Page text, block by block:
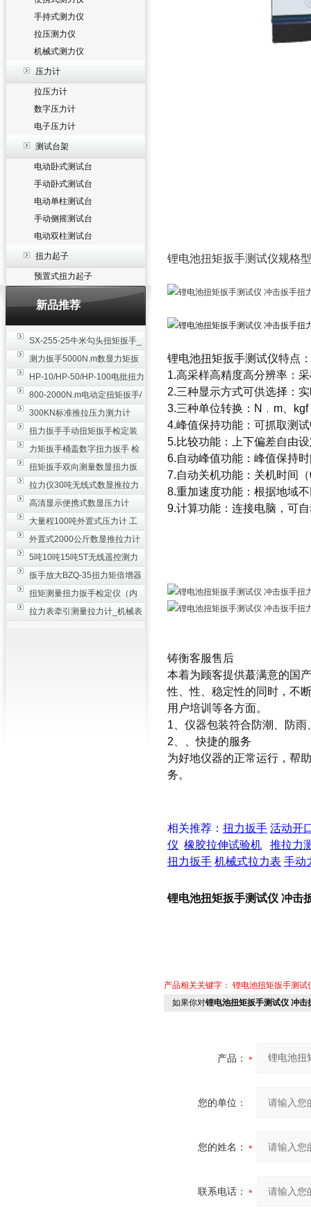
手持式测力仪
拉压测力仪
机械式测力仪
压力计
拉压力计
数字压力计
电子压力计
测试台架
电动卧式测试台
手动卧式测试台
电动单柱测试台
手动侧摇测试台
电动双柱测试台
扭力起子
预置式扭力起子
新品推荐
SX-255-25牛米勾头扭矩扳手_
螺栓紧固扭力扳手
测力扳手5000N.m数显力矩扳
手 非标扭力扳手工业级
HP-10/HP-50/HP-100电批扭力
测试仪,测量仪
800-2000N.m电动定扭矩扳手/
扭矩电动扳手
300KN标准推拉压力测力计
_0.3级数显压力仪
扭力扳手手动扭矩扳手检定装
置 50-100N扳手测量仪器
力矩扳手桶盖数字扭力扳手 检
测瓶盖拧紧扭矩工具
扭矩扳手双向测量数显扭力扳
手 2000N,m力矩扳手价格
拉力仪30吨无线式数显推拉力
计 数字显示测力计80T
高清显示便携式数显压力计
300N500n_手持电子测力计
大量程100吨外置式压力计 工
业用数显测力计价格
外置式2000公斤数显推拉力计
_数字拉力压力测试仪
5吨10吨15吨5T无线遥控测力
计_带遥控电子拉力计数显式
扳手放大BZQ-35扭力矩倍增器
_3500牛米扭力倍力器仪
扭矩测量扭力扳手检定仪（内
置打印） 扭矩检验仪器
拉力表牵引测量拉力计_机械表
锂电池扭矩扳手测试仪规格
锂电池扭矩扳手测试仪特点：
1.高采样高精度高分辨率：
2.三种显示方式可供选择：
3.三种单位转换：N﹒m、
4.峰值保持功能：可抓取测
5.比较功能：上下偏差自由
6.自动峰值功能：峰值保持
7.自动关机功能：关机时间
8.重加速度功能：根据地域
9.计算功能：连接电脑，可
铸衡客服售后
本着为顾客提供蕞满意的国
性、性、稳定性的同时，不
用户培训等各方面。
1、仪器包装符合防潮、防
2、、快捷的服务
为好地仪器的正常运行，帮
务。
相关推荐： 扭力扳手 活动开
仪 橡胶拉伸试验机
推拉力
扭力扳手 机械式拉力表 手动
锂电池扭矩扳手测试仪 冲击
产品相关关键字： 锂电池扭矩扳手测试
如果你对锂电池扭矩扳手测试仪 冲击
产品：
您的单位：
您的姓名：
联系电话：